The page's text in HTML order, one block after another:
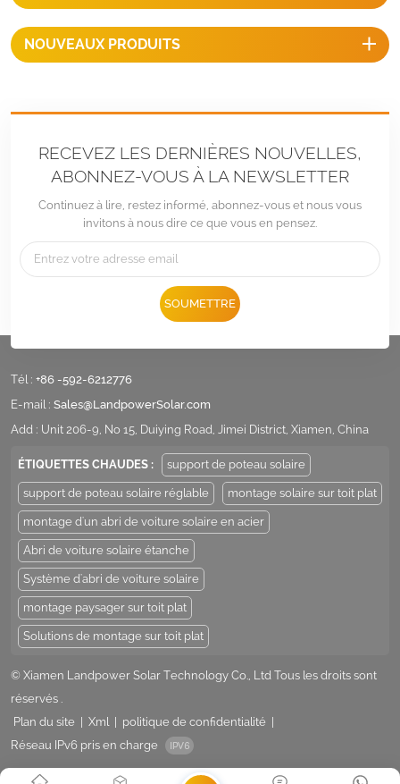
NOUVEAUX PRODUITS
RECEVEZ LES DERNIÈRES NOUVELLES,
ABONNEZ-VOUS À LA NEWSLETTER
Continuez à lire, restez informé, abonnez-vous et nous vous
invitons à nous dire ce que vous en pensez.
SOUMETTRE
Tél : +86 -592-6212776
E-mail : Sales@LandpowerSolar.com
Add : Unit 206-9, No 15, Duiying Road, Jimei District, Xiamen, China
ÉTIQUETTES CHAUDES : support de poteau solaire
support de poteau solaire réglable montage solaire sur toit plat
montage d'un abri de voiture solaire en acier
Abri de voiture solaire étanche
Système d'abri de voiture solaire
montage paysager sur toit plat
Solutions de montage sur toit plat
© Xiamen Landpower Solar Technology Co., Ltd Tous les droits sont
réservés .
Plan du site
Xml politique de confidentialité
Réseau IPv6 pris en charge